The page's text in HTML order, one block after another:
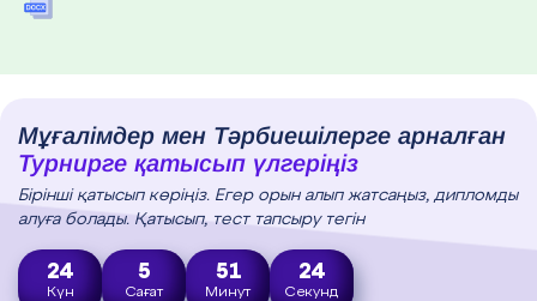
Мұғалімдер мен Тәрбиешілерге арналған
Турнирге қатысып үлгеріңіз
Бірінші қатысып көріңіз. Егер орын алып жатсаңыз, дипломды
алуға болады. Қатысып, тест тапсыру тегін
24
Күн
5
Сағат
51
Минут
22
Секунд